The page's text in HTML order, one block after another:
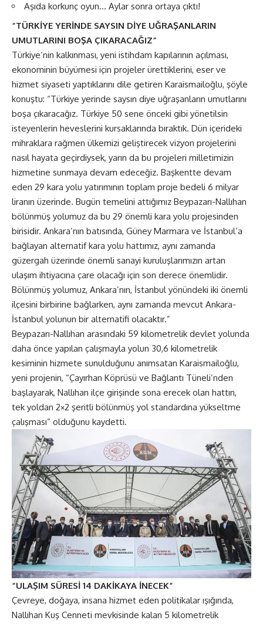
Aşıda korkunç oyun… Aylar sonra ortaya çıktı!
“TÜRKİYE YERİNDE SAYSIN DİYE UĞRAŞANLARIN
UMUTLARINI BOŞA ÇIKARACAĞIZ”
Türkiye’nin kalkınması, yeni istihdam kapılarının açılması,
ekonominin büyümesi için projeler ürettiklerini, eser ve
hizmet siyaseti yaptıklarını dile getiren Karaismailoğlu, şöyle
konuştu: “Türkiye yerinde saysın diye uğraşanların umutlarını
boşa çıkaracağız. Türkiye 50 sene önceki gibi yönetilsin
isteyenlerin heveslerini kursaklarında bıraktık. Dün içerideki
mihraklara rağmen ülkemizi geliştirecek vizyon projelerini
nasıl hayata geçirdiysek, yarın da bu projeleri milletimizin
hizmetine sunmaya devam edeceğiz. Başkentte devam
eden 29 kara yolu yatırımının toplam proje bedeli 6 milyar
liranın üzerinde. Bugün temelini attığımız Beypazarı-Nallıhan
bölünmüş yolumuz da bu 29 önemli kara yolu projesinden
birisidir. Ankara’nın batısında, Güney Marmara ve İstanbul’a
bağlayan alternatif kara yolu hattımız, aynı zamanda
güzergah üzerinde önemli sanayi kuruluşlarımızın artan
ulaşım ihtiyacına çare olacağı için son derece önemlidir.
Bölünmüş yolumuz, Ankara’nın, İstanbul yönündeki iki önemli
ilçesini birbirine bağlarken, aynı zamanda mevcut Ankara-
İstanbul yolunun bir alternatifi olacaktır.”
Beypazarı-Nallıhan arasındaki 59 kilometrelik devlet yolunda
daha önce yapılan çalışmayla yolun 30,6 kilometrelik
kesiminin hizmete sunulduğunu anımsatan Karaismailoğlu,
yeni projenin, “Çayırhan Köprüsü ve Bağlantı Tüneli’nden
başlayarak, Nallıhan ilçe girişinde sona erecek olan hattın,
tek yoldan 2×2 şeritli bölünmüş yol standardına yükseltme
çalışması” olduğunu kaydetti.
“ULAŞIM SÜRESİ 14 DAKİKAYA İNECEK”
Çevreye, doğaya, insana hizmet eden politikalar ışığında,
Nallıhan Kuş Cenneti mevkisinde kalan 5 kilometrelik